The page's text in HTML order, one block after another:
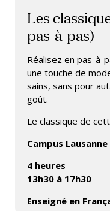
Les
pas-à-pas)
Réalisez en pas-à-
une touche de
sains, sans pour
goût.
Le classique de
Campus Lausanne
4 heures
13h30 à 17h30
Enseigné en